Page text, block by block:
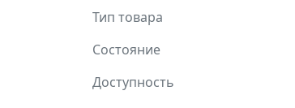
Тип товара
Состояние
Доступность